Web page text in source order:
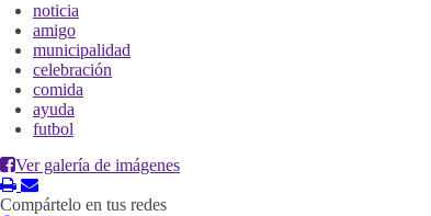
noticia
amigo
municipalidad
celebración
comida
ayuda
futbol
Ver galería de imágenes
Compártelo en tus redes